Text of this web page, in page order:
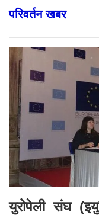
परिवर्तन खबर
युरोपेली संघ